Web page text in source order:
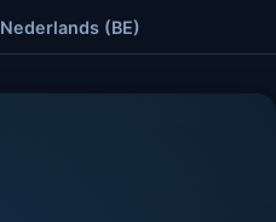
Nederlands (BE)